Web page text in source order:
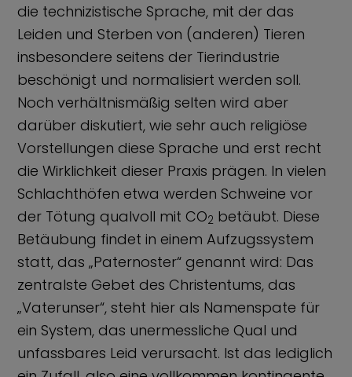
die technizistische Sprache, mit der das
Leiden und Sterben von (anderen) Tieren
insbesondere seitens der Tierindustrie
beschönigt und normalisiert werden soll.
Noch verhältnismäßig selten wird aber
darüber diskutiert, wie sehr auch religiöse
Vorstellungen diese Sprache und erst recht
die Wirklichkeit dieser Praxis prägen. In vielen
Schlachthöfen etwa werden Schweine vor
der Tötung qualvoll mit CO2 betäubt. Diese
Betäubung findet in einem Aufzugssystem
statt, das „Paternoster“ genannt wird: Das
zentralste Gebet des Christentums, das
„Vaterunser“, steht hier als Namenspate für
ein System, das unermessliche Qual und
unfassbares Leid verursacht. Ist das lediglich